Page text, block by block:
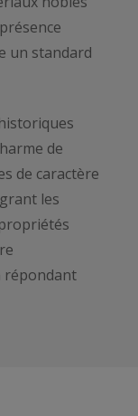
un standard
de
de caractère
les
répondant